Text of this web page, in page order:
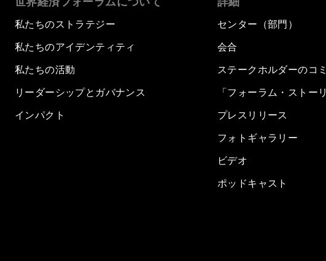
私たちのストラテジー
私たちのアイデンティティ
私たちの活動
リーダーシップとガバナンス
インパクト
センター（部門）
会合
ステークホルダーのコ
「フォーラム・ストー
プレスリリース
フォトギャラリー
ビデオ
ポッドキャスト